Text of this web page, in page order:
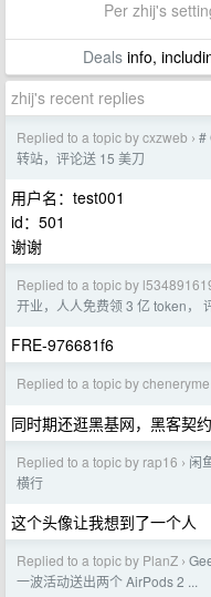
Per zhij's
Dealsinfo,
zhij's recent replies
Replied to a topic by cxzweb › #
转站，评论送 15 美刀
用户名：test001
id：501
谢谢
Replied to a topic by
开业，人人免费领 3 亿 token，
FRE-976681f6
Replied to a topic by cheneryme
同时期还逛黑基网，黑客契约
Replied to a topic by rap16 › 闲
横行
这个头像让我想到了一个人
Replied to a topic by PlanZ ›
一波活动送出两个 AirPods 2 ...